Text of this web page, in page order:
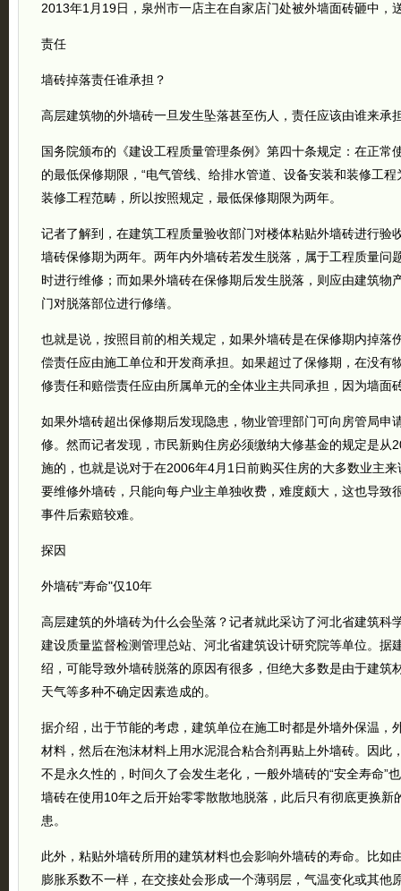
2013年1月19日，泉州市一店主在自家店门处被外墙面砖砸中，
责任
墙砖掉落责任谁承担？
高层建筑物的外墙砖一旦发生坠落甚至伤人，责任应该由谁来承
国务院颁布的《建设工程质量管理条例》第四十条规定：在正常
的最低保修期限，“电气管线、给排水管道、设备安装和装修工程
装修工程范畴，所以按照规定，最低保修期限为两年。
记者了解到，在建筑工程质量验收部门对楼体粘贴外墙砖进行验
墙砖保修期为两年。两年内外墙砖若发生脱落，属于工程质量问
时进行维修；而如果外墙砖在保修期后发生脱落，则应由建筑物
门对脱落部位进行修缮。
也就是说，按照目前的相关规定，如果外墙砖是在保修期内掉落
偿责任应由施工单位和开发商承担。如果超过了保修期，在没有
修责任和赔偿责任应由所属单元的全体业主共同承担，因为墙面
如果外墙砖超出保修期后发现隐患，物业管理部门可向房管局申
修。然而记者发现，市民新购住房必须缴纳大修基金的规定是从
施的，也就是说对于在2006年4月1日前购买住房的大多数业主
要维修外墙砖，只能向每户业主单独收费，难度颇大，这也导致
事件后索赔较难。
探因
外墙砖"寿命"仅10年
高层建筑的外墙砖为什么会坠落？记者就此采访了河北省建筑科
建设质量监督检测管理总站、河北省建筑设计研究院等单位。据
绍，可能导致外墙砖脱落的原因有很多，但绝大多数是由于建筑
天气等多种不确定因素造成的。
据介绍，出于节能的考虑，建筑单位在施工时都是外墙外保温，
材料，然后在泡沫材料上用水泥混合粘合剂再贴上外墙砖。因此
不是永久性的，时间久了会发生老化，一般外墙砖的“安全寿命”
墙砖在使用10年之后开始零零散散地脱落，此后只有彻底更换新
患。
此外，粘贴外墙砖所用的建筑材料也会影响外墙砖的寿命。比如
膨胀系数不一样，在交接处会形成一个薄弱层，气温变化或其他